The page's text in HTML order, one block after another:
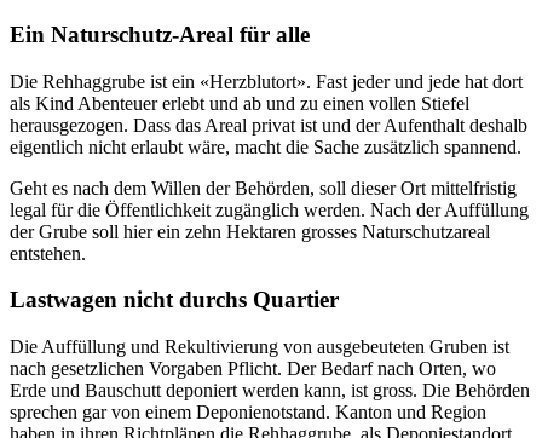
Ein Naturschutz-Areal für alle
Die Rehhaggrube ist ein «Herzblutort». Fast jeder und jede hat dort
als Kind Abenteuer erlebt und ab und zu einen vollen Stiefel
herausgezogen. Dass das Areal privat ist und der Aufenthalt deshalb
eigentlich nicht erlaubt wäre, macht die Sache zusätzlich spannend.
Geht es nach dem Willen der Behörden, soll dieser Ort mittelfristig
legal für die Öffentlichkeit zugänglich werden. Nach der Auffüllung
der Grube soll hier ein zehn Hektaren grosses Naturschutzareal
entstehen.
Lastwagen nicht durchs Quartier
Die Auffüllung und Rekultivierung von ausgebeuteten Gruben ist
nach gesetzlichen Vorgaben Pflicht. Der Bedarf nach Orten, wo
Erde und Bauschutt deponiert werden kann, ist gross. Die Behörden
sprechen gar von einem Deponienotstand. Kanton und Region